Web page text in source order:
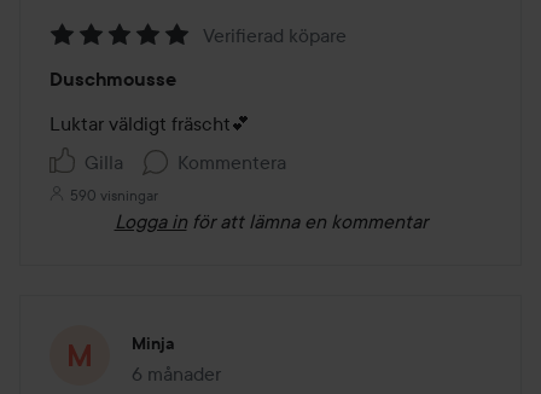
5
av
5
Verifierad köpare
Duschmousse
Luktar väldigt fräscht💕
Gilla
Kommentera
590 visningar
Logga in för att lämna en kommentar
Minja
6 månader
Inlägget skapades 6 månader